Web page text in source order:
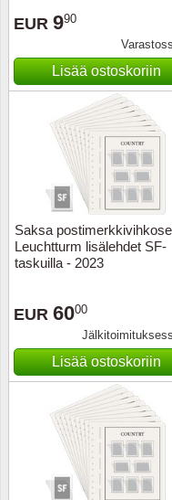
EUR 990
Lisää ostoskoriin
Saksa
Leuchtturm lisälehdet SF-
taskuilla - 2023
EUR 6000
Lisää ostoskoriin